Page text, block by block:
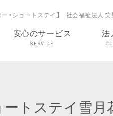
・ショートステイ】 社会福祉法人 笑
安心のサービス
SERVICE
法
ートステイ雪